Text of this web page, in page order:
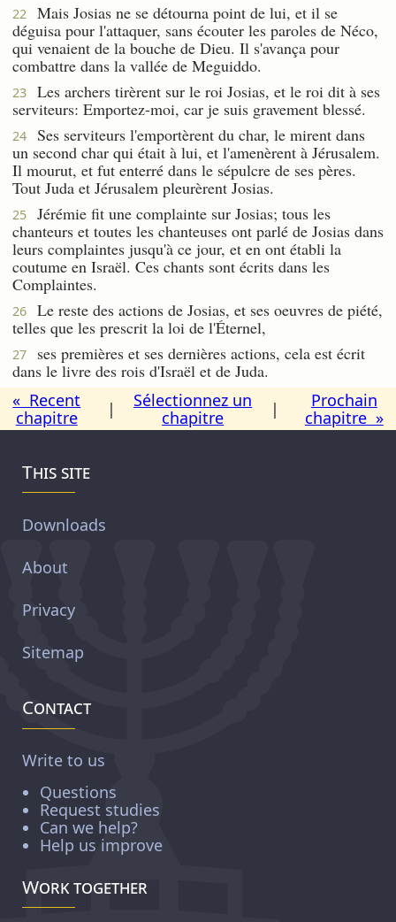
22
Mais Josias ne se détourna point de lui, et il se
déguisa pour l'attaquer, sans écouter les paroles de Néco,
qui venaient de la bouche de Dieu. Il s'avança pour
combattre dans la vallée de Meguiddo.
23
Les archers tirèrent sur le roi Josias, et le roi dit à ses
serviteurs: Emportez-moi, car je suis gravement blessé.
24
Ses serviteurs l'emportèrent du char, le mirent dans
un second char qui était à lui, et l'amenèrent à Jérusalem.
Il mourut, et fut enterré dans le sépulcre de ses pères.
Tout Juda et Jérusalem pleurèrent Josias.
25
Jérémie fit une complainte sur Josias; tous les
chanteurs et toutes les chanteuses ont parlé de Josias dans
leurs complaintes jusqu'à ce jour, et en ont établi la
coutume en Israël. Ces chants sont écrits dans les
Complaintes.
26
Le reste des actions de Josias, et ses oeuvres de piété,
telles que les prescrit la loi de l'Éternel,
27
ses premières et ses dernières actions, cela est écrit
dans le livre des rois d'Israël et de Juda.
« Recent
chapitre
|
Sélectionnez un
chapitre
|
Prochain
chapitre »
This site
Downloads
About
Privacy
Sitemap
Contact
Write to us
Questions
Request studies
Can we help?
Help us improve
Work together